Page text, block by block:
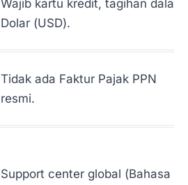
Wajib kartu kredit, tagihan dalam
Dolar (USD).
Tidak ada Faktur Pajak PPN
resmi.
Support center global (Bahasa